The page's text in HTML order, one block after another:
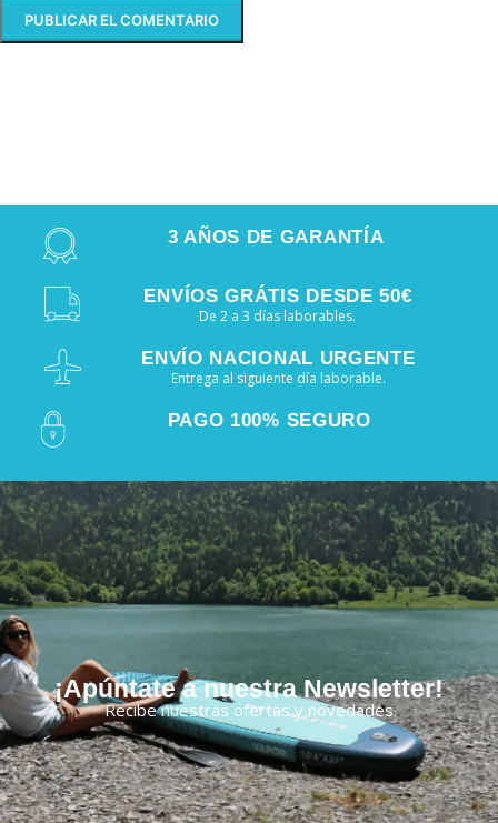
3 AÑOS DE GARANTÍA
ENVÍOS GRÁTIS DESDE 50€
De 2 a 3 días laborables.
ENVÍO NACIONAL URGENTE
Entrega al siguiente día laborable.
PAGO 100% SEGURO
¡Apúntate a nuestra Newsletter!
Recibe nuestras ofertas y novedades